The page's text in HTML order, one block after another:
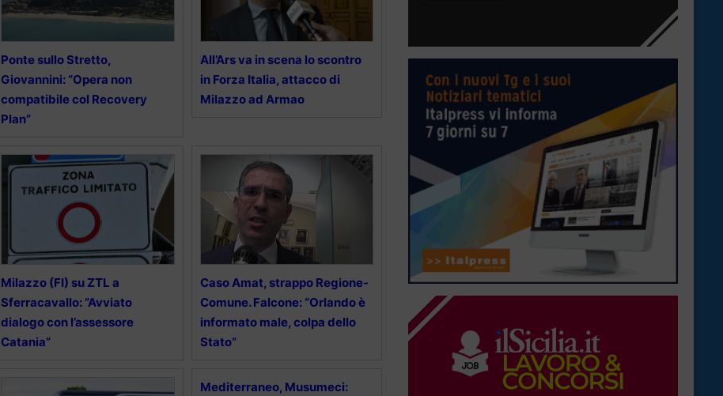
Ponte sullo Stretto,
Giovannini: “Opera non
compatibile col Recovery
Plan”
All’Ars va in scena lo scontro
in Forza Italia, attacco di
Milazzo ad Armao
Milazzo (FI) su ZTL a
Sferracavallo: ”Avviato
dialogo con l’assessore
Catania”
Caso Amat, strappo Regione-
Comune. Falcone: “Orlando è
informato male, colpa dello
Stato”
Mediterraneo, Musumeci: